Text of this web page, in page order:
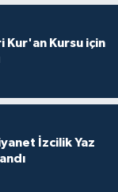
Kur'an Kursu için
İzcilik Yaz